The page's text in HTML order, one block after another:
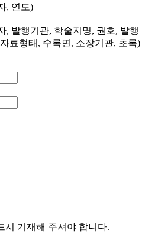
, 연도)
, 발행기관, 학술지명, 권호, 발행
료형태, 수록면, 소장기관, 초록)
시 기재해 주셔야 합니다.